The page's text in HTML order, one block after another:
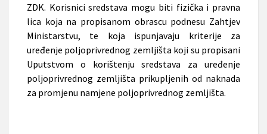
ZDK. Korisnici sredstava mogu biti fizička i pravna
lica koja na propisanom obrascu podnesu Zahtjev
Ministarstvu, te koja ispunjavaju kriterije za
uređenje poljoprivrednog zemljišta koji su propisani
Uputstvom o korištenju sredstava za uređenje
poljoprivrednog zemljišta prikupljenih od naknada
za promjenu namjene poljoprivrednog zemljišta.